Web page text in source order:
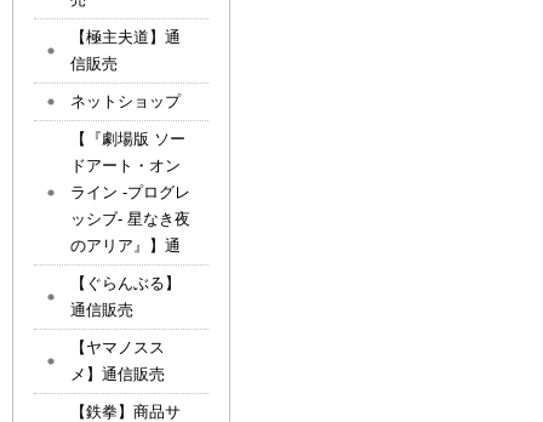
【極主夫道】通
信販売
ネットショップ
【『劇場版 ソー
ドアート・オン
ライン -プログレ
ッシブ- 星なき夜
のアリア』】通
【ぐらんぶる】
通信販売
【ヤマノスス
メ】通信販売
【鉄拳】商品サ